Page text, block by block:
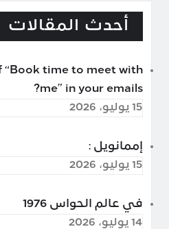
أحدث المقالات
“Book time to meet with
me” in your emails?
15 يوليو، 2026
إممانويل :
15 يوليو، 2026
في عالم الحواس 1976
14 يوليو، 2026